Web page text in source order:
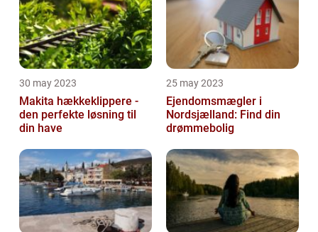
30 may 2023
Makita hækkeklippere -
den perfekte løsning til
din have
25 may 2023
Ejendomsmægler i
Nordsjælland: Find din
drømmebolig